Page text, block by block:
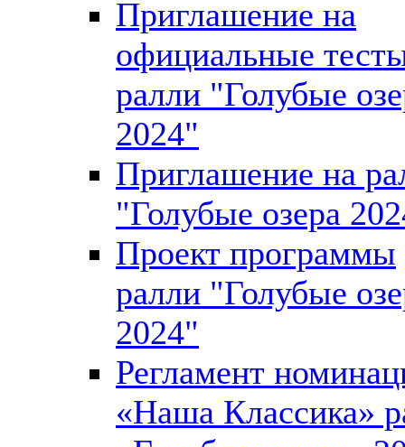
Приглашение на
официальные
ралли "Голубые
2024"
Приглашение на
"Голубые озера
Проект программы
ралли "Голубые
2024"
Регламент
«Наша Классика»